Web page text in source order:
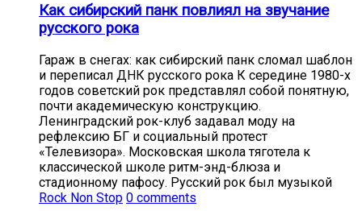
Как сибирский панк повлиял на звучание
русского рока
Гараж в снегах: как сибирский панк сломал шаблон
и переписал ДНК русского рока К середине 1980-х
годов советский рок представлял собой понятную,
почти академическую конструкцию.
Ленинградский рок-клуб задавал моду на
рефлексию БГ и социальный протест
«Телевизора». Московская школа тяготела к
классической школе ритм-энд-блюза и
стадионному пафосу. Русский рок был музыкой
Rock Non Stop 0 comments